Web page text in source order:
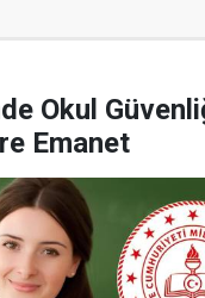
Okul
Emanet